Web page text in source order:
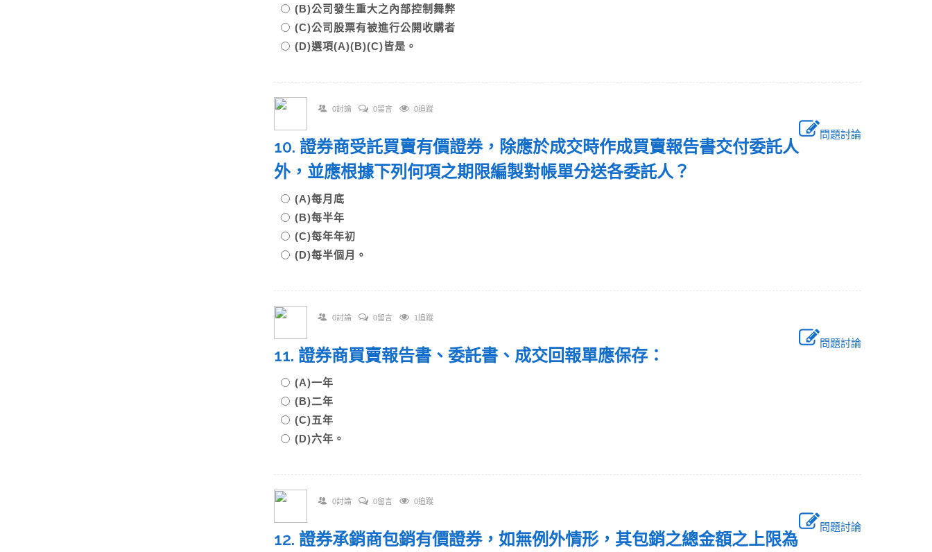
(B)公司發生重大之內部控制舞弊
(C)公司股票有被進行公開收購者
(D)選項(A)(B)(C)皆是。
0討論 0留言 0追蹤
問題討論
10. 證券商受託買賣有價證券，除應於成交時作成買賣報告書交付委託人
外，並應根據下列何項之期限編製對帳單分送各委託人？
(A)每月底
(B)每半年
(C)每年年初
(D)每半個月。
0討論 0留言 1追蹤
問題討論
11. 證券商買賣報告書、委託書、成交回報單應保存：
(A)一年
(B)二年
(C)五年
(D)六年。
0討論 0留言 0追蹤
問題討論
12. 證券承銷商包銷有價證券，如無例外情形，其包銷之總金額之上限為